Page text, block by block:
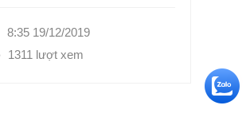
8:35 19/12/2019
1311 lượt xem
+5